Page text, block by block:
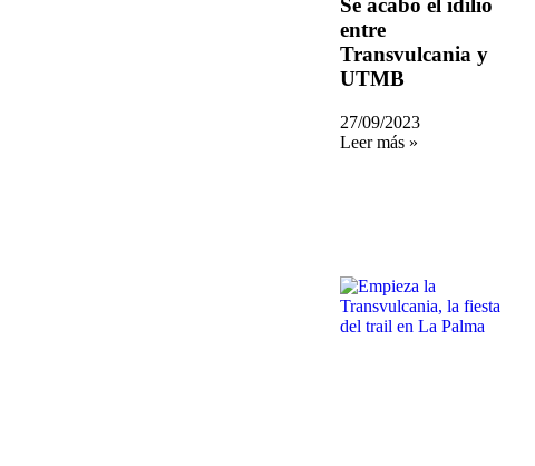
Se acabó el idilio
entre
Transvulcania y
UTMB
27/09/2023
Leer más »